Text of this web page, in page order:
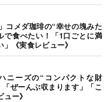
コメダ珈琲の“幸せの塊みた
で食べたい！「1口ごとに満
《実食レビュー》
ニーズの“コンパクトな財
ぜーんぶ収まります」「こ
ー》